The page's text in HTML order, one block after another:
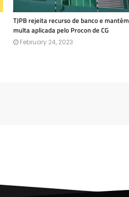
TJPB rejeita recurso de banco e mantém
multa aplicada pelo Procon de CG
February 24, 2023